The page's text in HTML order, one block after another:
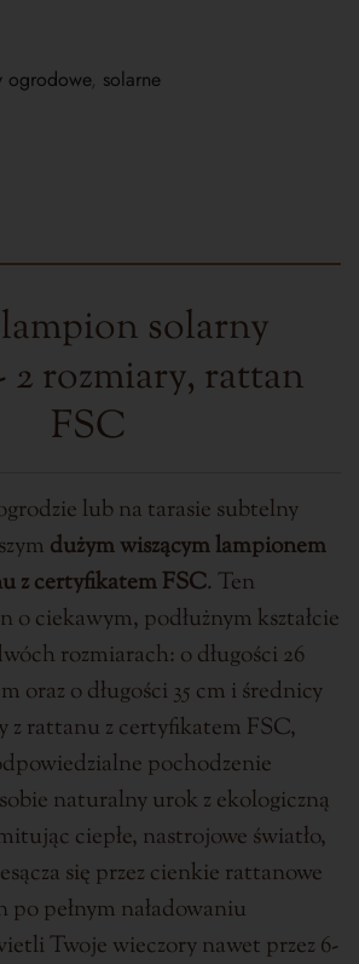
ogrodowe, solarne
solarny
2 rozmiary, rattan
FSC
lub na tarasie subtelny
dużym wiszącym lampionem
z certyfikatem FSC. Ten
o ciekawym, podłużnym kształcie
rozmiarach: o długości 26
oraz o długości 35 cm i średnicy
z rattanu z certyfikatem FSC,
pochodzenie
naturalny urok z ekologiczną
ciepłe, nastrojowe światło,
się przez cienkie rattanowe
pełnym naładowaniu
Twoje wieczory nawet przez 6-